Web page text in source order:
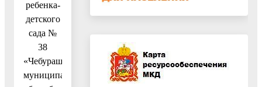
ребенка-
детского
сада №
38
«Чебурашка»,
муниципального